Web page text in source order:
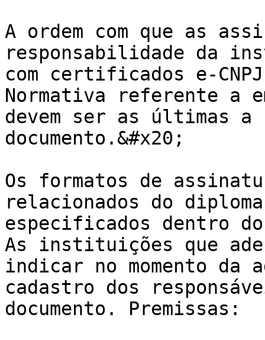
A ordem com que as
responsabilidade da
com certificados e-
Normativa referente a
devem ser as últimas a
documento.&#x20;
Os formatos de
relacionados do
especificados dentro
As instituições que
indicar no momento da
cadastro dos
documento. Premissas: